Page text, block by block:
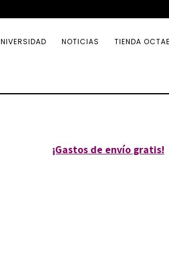
NOTICIAS TIENDA
¡Gastos de envío gratis!